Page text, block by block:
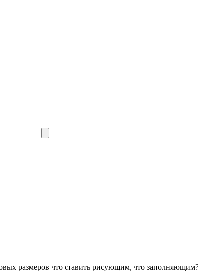
размеров что ставить рисующим, что заполняющим?